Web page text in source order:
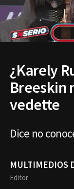
¿Karely
Breeskin
vedette
Dice no
MULTIMEDIOS
Editor